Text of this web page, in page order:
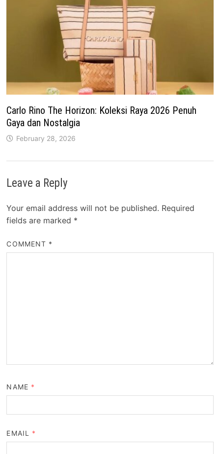
Carlo Rino The Horizon: Koleksi Raya 2026 Penuh
Gaya dan Nostalgia
February 28, 2026
Leave a Reply
Your email address will not be published. Required
fields are marked *
COMMENT *
NAME *
EMAIL *